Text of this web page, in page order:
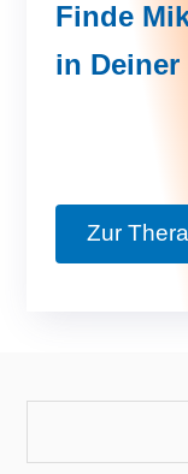
Finde
in Deiner
Zur